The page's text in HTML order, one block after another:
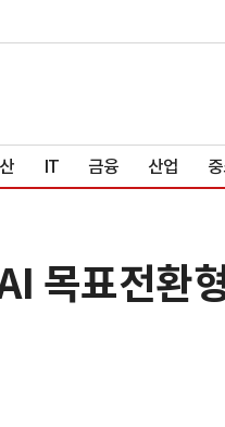
IT 금융 산업
목표전환